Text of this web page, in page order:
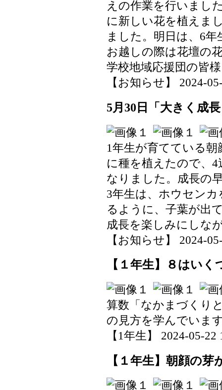
えの作業を行いまし
に新しい花を植えま
ました。明日は、6
お越しの際は花壇の
学校地域応援団の皆
【お知らせ】 2024-
5月30日「大きく成
1年生が育てている
に種を植えたので、
なりました。成長の
3年生は、ホウセン
るように、子葉が出
成長を楽しみにしな
【お知らせ】 2024-
【１年生】８はい
算数「なかまづくり
の見方を学んでいま
【1年生】 2024-05-22
【１年生】朝顔の芽